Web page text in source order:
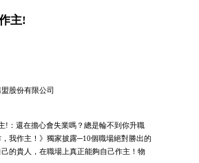
主!
股份有限公司
!：還在擔心會失業嗎？總是輪不到你升職
我作主！》獨家披露─10個職場絕對勝出的
的貴人，在職場上真正能夠自己作主！物